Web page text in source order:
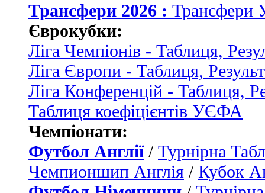
Трансфери 2026 : Трансфери
Єврокубки:
Ліга Чемпіонів - Таблиця,
Ліга Європи - Таблиця,
Ліга Конференцій - Таблиця,
Таблиця коефіцієнтів УЄФА
Чемпіонати:
Футбол Англії/ Турнірна
Чемпионшип Англія / Кубок